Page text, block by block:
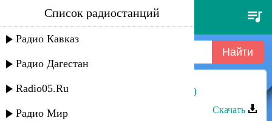
alkhana - стала я другая
Список радиостанций
Радио Кавказ
Радио Дагестан
Radio05.Ru
Радио Мир
Оксана Ибрагимова - Дада (другая)
Скачать